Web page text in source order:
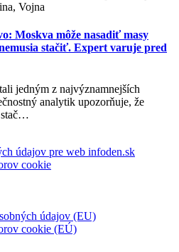
Vojna
Moskva môže nasadiť masy
stačiť. Expert varuje pred
jedným z najvýznamnejších
analytik upozorňuje, že
stač…
údajov pre web infoden.sk
cookie
údajov (EU)
cookie (EÚ)